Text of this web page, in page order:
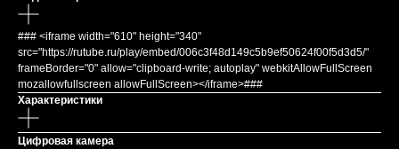
### <iframe width="610" height="340"
src="https://rutube.ru/play/embed/006c3f48d149c5b9ef50624f00f5d3d5/"
frameBorder="0" allow="clipboard-write; autoplay" webkitAllowFullScreen
mozallowfullscreen allowFullScreen></iframe>###
Характеристики
Цифровая камера